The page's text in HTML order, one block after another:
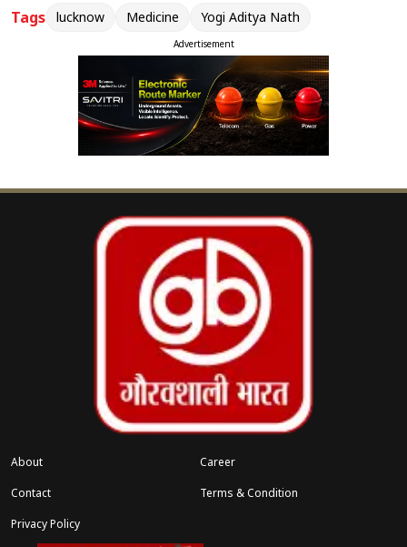
योगी सरकार ने दी हरी झंडी, चिकित्सकों का होगा
रजिस्ट्रेशनप्रमुख सचिव आयुष रंजन कुमार ने बताया कि
सोवा रिग्पा और सिद्ध पद्धति के डिग्री कोर्स शुरू करने की
प्रक्रिया तेजी से आगे बढ़ रही है। इन कोर्सों के लिए जरूरी
मानकों, पाठ्यक्रम और इंफ्रास्ट्रक्चर को विकसित किया जा
जल्द ही प्रदेश के चयनित आयुष कॉलेजों में इनकी पढ़ाई
शुरू हो जाएगी। इन कोर्सों की शुरुआत के साथ ही डिग्री लेने
वाले चिकित्सकों का पंजीकरण भी किया जाएगा, जिससे वे
अधिकृत रूप से अपने उपचार केंद्र खोल सकेंगे। इससे प्रदेश
में पारंपरिक चिकित्सा सेवाओं का विस्तार होगा और मरीजों
को वैकल्पिक उपचार के अधिक विकल्प मिलेंगे।
संबंधित खबरें
यूपी चुनाव में सपा-कांग्रेस गठबंधन पर तेज
Tags lucknow Medicine Yogi Aditya Nath
Advertisement
About
Career
Contact
Terms & Condition
Privacy Policy